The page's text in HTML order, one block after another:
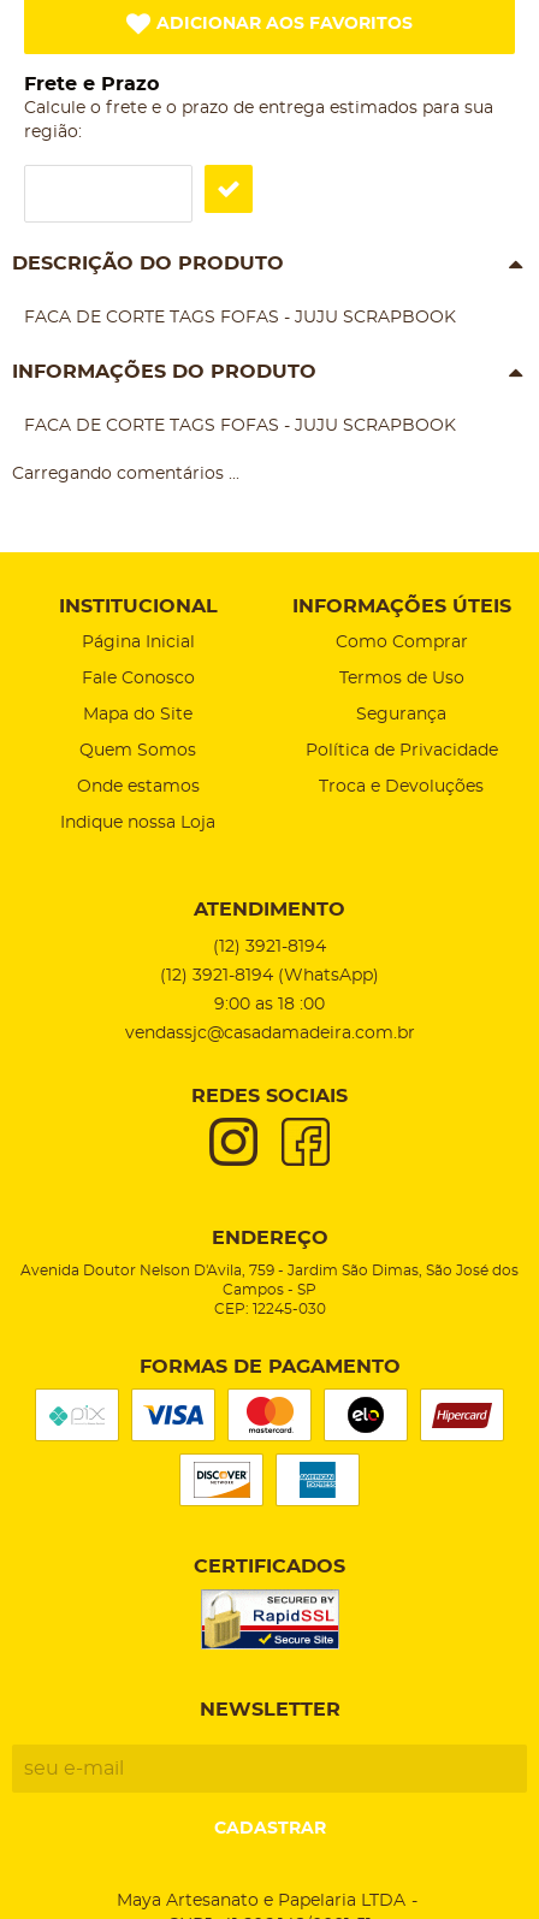
ADICIONAR AOS FAVORITOS
Frete e Prazo
Calcule o frete e o prazo de entrega estimados para sua
região:
DESCRIÇÃO DO PRODUTO
FACA DE CORTE TAGS FOFAS - JUJU SCRAPBOOK
INFORMAÇÕES DO PRODUTO
FACA DE CORTE TAGS FOFAS - JUJU SCRAPBOOK
Carregando comentários ...
INSTITUCIONAL
Página Inicial
Fale Conosco
Mapa do Site
Quem Somos
Onde estamos
Indique nossa Loja
INFORMAÇÕES ÚTEIS
Como Comprar
Termos de Uso
Segurança
Política de Privacidade
Troca e Devoluções
ATENDIMENTO
(12) 3921-8194
(12) 3921-8194 (WhatsApp)
9:00 as 18 :00
vendassjc@casadamadeira.com.br
REDES SOCIAIS
ENDEREÇO
Avenida Doutor Nelson D'Avila, 759 - Jardim São Dimas, São José dos
Campos - SP
CEP: 12245-030
FORMAS DE PAGAMENTO
CERTIFICADOS
NEWSLETTER
CADASTRAR
Maya Artesanato e Papelaria LTDA